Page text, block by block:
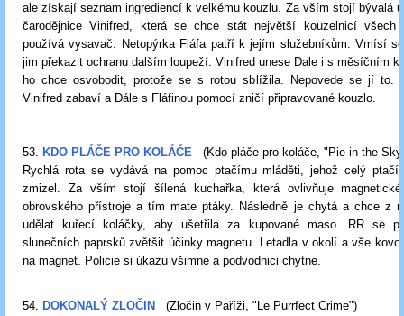
ale získají seznam ingrediencí k velkému kouzlu. Za vším stojí bývalá
čarodějnice Vinifred, která se chce stát největší kouzelnicí
používá vysavač. Netopýrka Fláfa patří k jejím služebníkům. Vmísí
jim překazit ochranu dalším loupeží. Vinifred unese Dale i s měsíčním
ho chce osvobodit, protože se s rotou sblížila. Nepovede se jí to.
Vinifred zabaví a Dále s Fláfinou pomocí zničí připravované kouzlo.
53. KDO PLÁČE PRO KOLÁČE (Kdo pláče pro koláče, "Pie in the
Rychlá rota se vydává na pomoc ptačímu mláděti, jehož celý ptačí
zmizel. Za vším stojí šílená kuchařka, která ovlivňuje
obrovského přístroje a tím mate ptáky. Následně je chytá a chce z
udělat kuřecí koláčky, aby ušetřila za kupované maso. RR se
slunečních paprsků zvětšit účinky magnetu. Letadla v okolí a vše
na magnet. Policie si úkazu všimne a podvodnici chytne.
54. DOKONALÝ ZLOČIN (Zločin v Paříži, " Le Purrfect Crime")